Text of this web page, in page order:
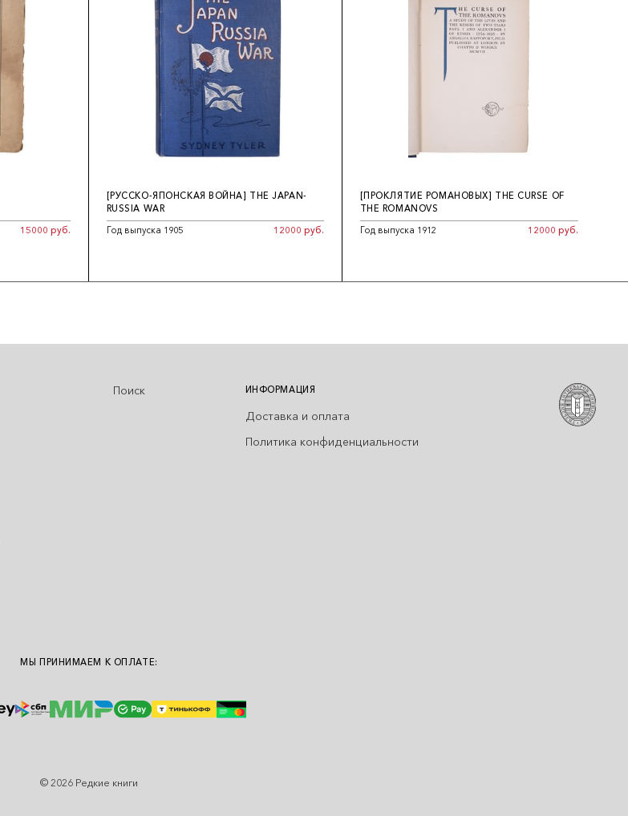
15000 руб.
[РУССКО-ЯПОНСКАЯ ВОЙНА] THE JAPAN-
RUSSIA WAR
Год выпуска 1905
12000 руб.
[ПРОКЛЯТИЕ РОМАНОВЫХ] THE CURSE OF
THE ROMANOVS
Год выпуска 1912
12000 руб.
Поиск ИНФОРМАЦИЯ
Доставка и оплата
Политика конфиденциальности
МЫ ПРИНИМАЕМ К ОПЛАТЕ:
© 2026 Редкие книги